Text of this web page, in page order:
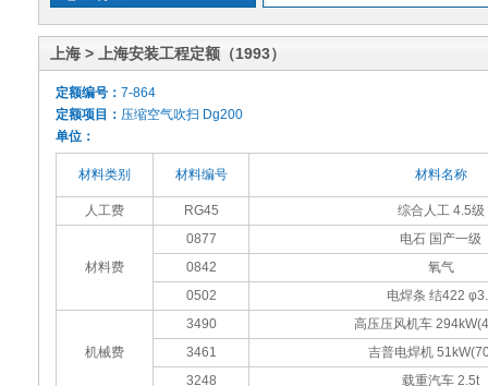
上海 > 上海安装工程定额（1993）
定额编号： 7-864
定额项目： 压缩空气吹扫 Dg200
单位：
材料类别 材料编号 材料名称
人工费 RG45 综合人工 4.5级
材料费
0877
电石 国产一级
0842
氧气
0502
电焊条 结422
机械费
3490
高压压风机车
3461
吉普电焊机
3248
载重汽车 2.5t